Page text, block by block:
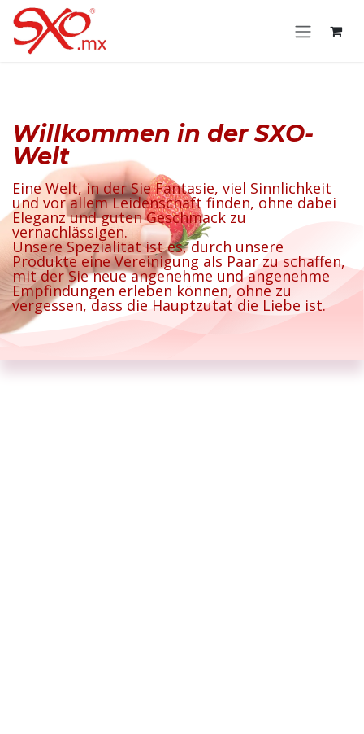
Zum Inhalt springen
Willkommen in der SXO-
Welt
Eine Welt, in der Sie Fantasie, viel Sinnlichkeit
und vor allem Leidenschaft finden, ohne dabei
Eleganz und guten Geschmack zu
vernachlässigen.
Unsere Spezialität ist es, durch unsere
Produkte eine Vereinigung als Paar zu schaffen,
mit der Sie neue angenehme und angenehme
Empfindungen erleben können, ohne zu
vergessen, dass die Hauptzutat die Liebe ist.